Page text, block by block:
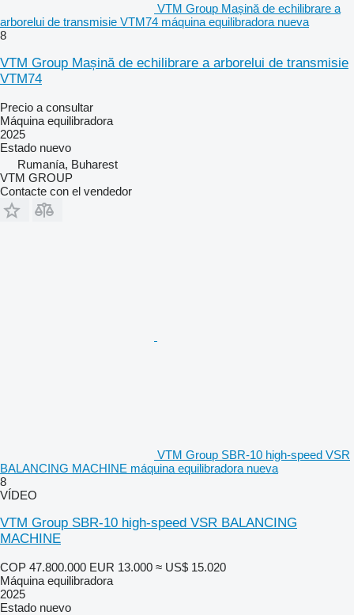
VTM Group Mașină de echilibrare a
arborelui de transmisie VTM74 máquina equilibradora nueva
8
VTM Group Mașină de echilibrare a arborelui de transmisie
VTM74
Precio a consultar
Máquina equilibradora
2025
Estado nuevo
Rumanía, Buharest
VTM GROUP
Contacte con el vendedor
VTM Group SBR-10 high-speed VSR
BALANCING MACHINE máquina equilibradora nueva
8
VÍDEO
VTM Group SBR-10 high-speed VSR BALANCING
MACHINE
COP 47.800.000 EUR 13.000 ≈ US$ 15.020
Máquina equilibradora
2025
Estado nuevo